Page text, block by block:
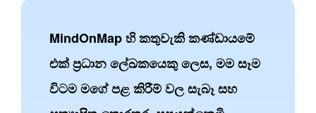
MindOnMap හි කතුවැකි කණ්ඩායමේ
එක් ප්‍රධාන ලේඛකයෙකු ලෙස, මම සෑම
විටම මගේ පළ කිරීම් වල සැබෑ සහ